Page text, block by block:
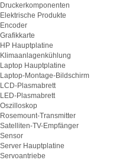
Druckerkomponenten
Elektrische Produkte
Encoder
Grafikkarte
HP Hauptplatine
Klimaanlagenkühlung
Laptop Hauptplatine
Laptop-Montage-Bildschirm
LCD-Plasmabrett
LED-Plasmabrett
Oszilloskop
Rosemount-Transmitter
Satelliten-TV-Empfänger
Sensor
Server Hauptplatine
Servoantriebe